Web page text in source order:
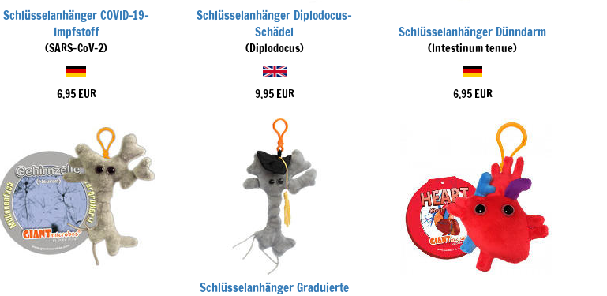
Schlüsselanhänger COVID-19-
Impfstoff
(SARS-CoV-2)
6,95 EUR
Schlüsselanhänger Diplodocus-
Schädel
(Diplodocus)
9,95 EUR
Schlüsselanhänger Dünndarm
(Intestinum tenue)
6,95 EUR
Schlüsselanhänger Graduierte